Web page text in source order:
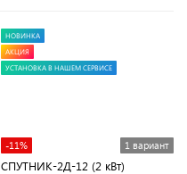
НОВИНКА
АКЦИЯ
УСТАНОВКА В НАШЕМ СЕРВИСЕ
-11% 1 вариант
СПУТНИК-2Д-12 (2 кВт)